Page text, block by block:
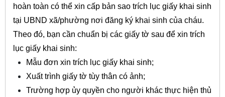
hoàn toàn có thể xin cấp bản sao trích lục giấy khai sinh
tại UBND xã/phường nơi đăng ký khai sinh của cháu.
Theo đó, bạn cần chuẩn bị các giấy tờ sau để xin trích
lục giấy khai sinh:
Mẫu đơn xin trích lục giấy khai sinh;
Xuất trình giấy tờ tùy thân có ảnh;
Trường hợp ủy quyền cho người khác thực hiện thủ